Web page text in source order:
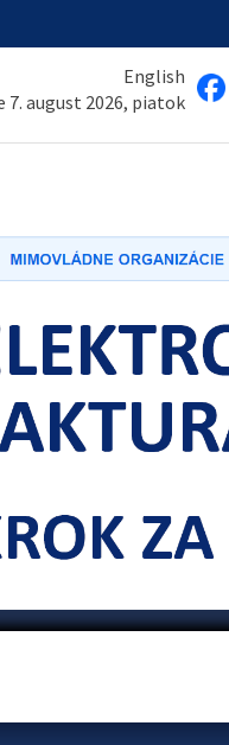
English
7. august 2026, piatok